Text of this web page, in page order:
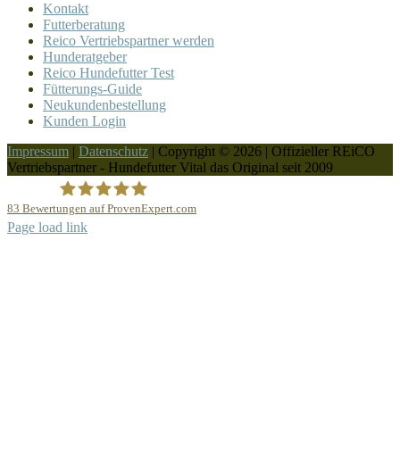
Kontakt
Futterberatung
Reico Vertriebspartner werden
Hunderatgeber
Reico Hundefutter Test
Fütterungs-Guide
Neukundenbestellung
Kunden Login
Impressum | Datenschutz | Copyright © 2026 | Offizieller REiCO
Vertriebspartner - Hundefutter Vital das Original seit 2009
83 Bewertungen auf ProvenExpert.com
Page load link